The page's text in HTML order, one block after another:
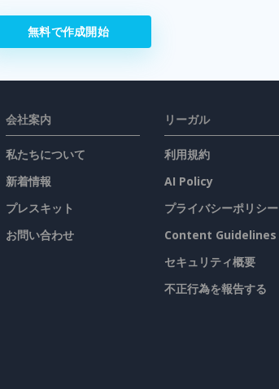
無料で作成開始
会社案内
私たちについて
新着情報
プレスキット
お問い合わせ
リーガル
利用規約
AI Policy
プライバシーポリシー
Content Guidelines
セキュリティ概要
不正行為を報告する